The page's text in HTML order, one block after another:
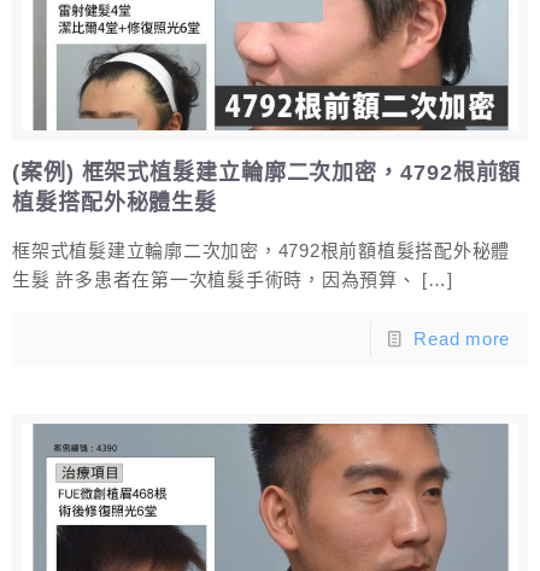
(案例) 框架式植髮建立輪廓二次加密，4792根前額
植髮搭配外秘體生髮
框架式植髮建立輪廓二次加密，4792根前額植髮搭配外秘體
生髮 許多患者在第一次植髮手術時，因為預算、
[…]
Read more